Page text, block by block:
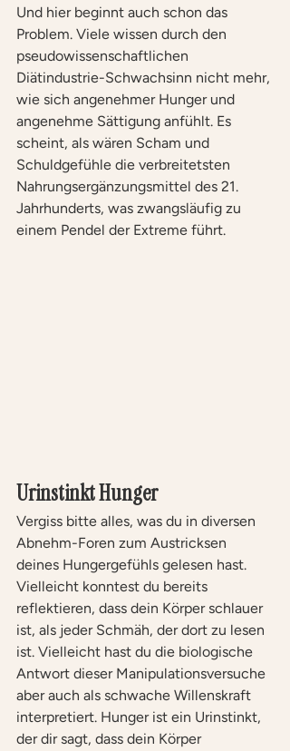
Und hier beginnt auch schon das
Problem. Viele wissen durch den
pseudowissenschaftlichen
Diätindustrie-Schwachsinn nicht mehr,
wie sich angenehmer Hunger und
angenehme Sättigung anfühlt. Es
scheint, als wären Scham und
Schuldgefühle die verbreitetsten
Nahrungsergänzungsmittel des 21.
Jahrhunderts, was zwangsläufig zu
einem Pendel der Extreme führt.
Urinstinkt Hunger
Vergiss bitte alles, was du in diversen
Abnehm-Foren zum Austricksen
deines Hungergefühls gelesen hast.
Vielleicht konntest du bereits
reflektieren, dass dein Körper schlauer
ist, als jeder Schmäh, der dort zu lesen
ist. Vielleicht hast du die biologische
Antwort dieser Manipulationsversuche
aber auch als schwache Willenskraft
interpretiert. Hunger ist ein Urinstinkt,
der dir sagt, dass dein Körper